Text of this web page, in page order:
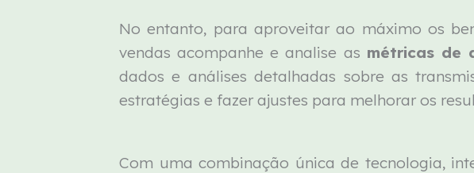
No entanto, para aproveitar ao máximo os
vendas acompanhe e analise as métricas de
dados e análises detalhadas sobre as
estratégias e fazer ajustes para melhorar os
Com uma combinação única de tecnologia,